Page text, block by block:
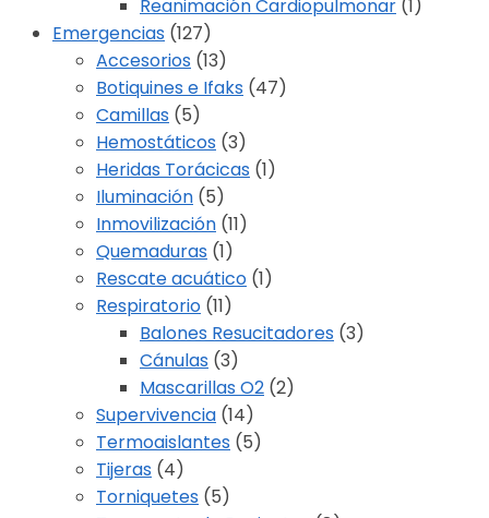
Reanimación Cardiopulmonar (1)
Emergencias (127)
Accesorios (13)
Botiquines e Ifaks (47)
Camillas (5)
Hemostáticos (3)
Heridas Torácicas (1)
Iluminación (5)
Inmovilización (11)
Quemaduras (1)
Rescate acuático (1)
Respiratorio (11)
Balones Resucitadores (3)
Cánulas (3)
Mascarillas O2 (2)
Supervivencia (14)
Termoaislantes (5)
Tijeras (4)
Torniquetes (5)